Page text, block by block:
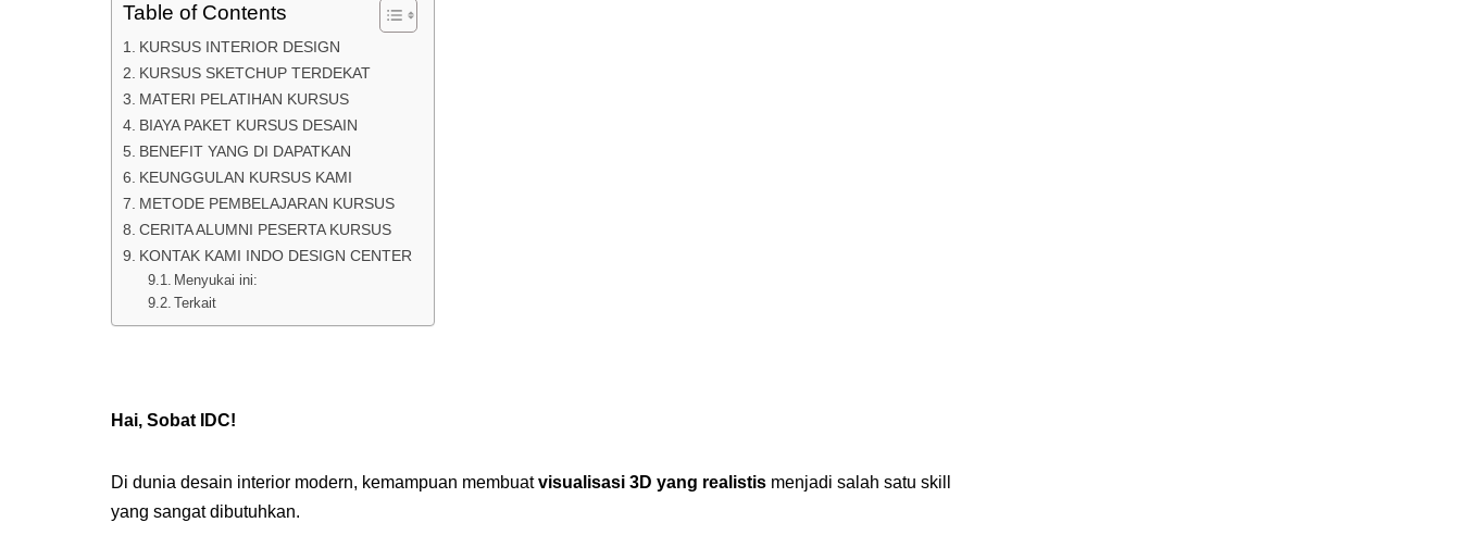
Table of Contents
KURSUS INTERIOR DESIGN
KURSUS SKETCHUP TERDEKAT
MATERI PELATIHAN KURSUS
BIAYA PAKET KURSUS DESAIN
BENEFIT YANG DI DAPATKAN
KEUNGGULAN KURSUS KAMI
METODE PEMBELAJARAN KURSUS
CERITA ALUMNI PESERTA KURSUS
KONTAK KAMI INDO DESIGN CENTER
Menyukai ini:
Terkait
Hai, Sobat IDC!
Di dunia desain interior modern, kemampuan membuatvisualisasi 3D yang realistis menjadi salah satu skill
yang sangat dibutuhkan.